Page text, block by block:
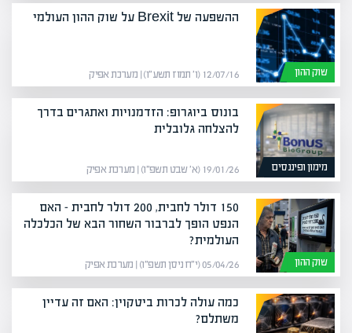
שוק ההון
ההשפעה של Brexit על שוק ההון העולמי
12/07/16 (ו׳ תמוז תשע״ו) | מערכת אפיק
מימון ופיננסים
בונוס ביוגרופ: הזדמנויות ואתגרים בדרך
להצלחה גלובלית
19/01/26 (א׳ שבט תשפ״ו) | מערכת אפיק
שוק ההון
150 דולר לחבית, 200 דולר לחבית – האם
הנפט הופך לברבור השחור הבא של הכלכלה
העולמית?
05/04/26 (י״ח ניסן תשפ״ו) | מערכת אפיק
כמה עולה לכרות ביטקוין: האם זה עדיין
משתלם?